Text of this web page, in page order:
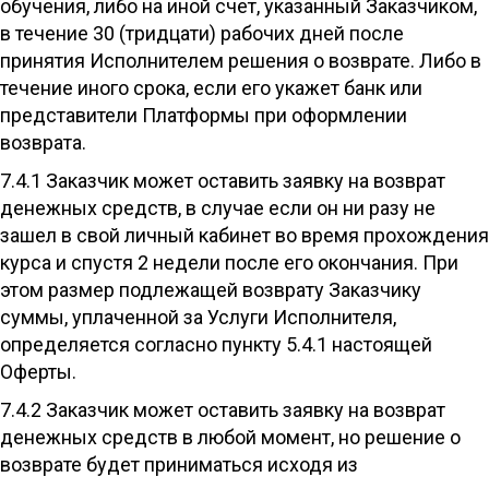
обучения, либо на иной счет, указанный Заказчиком,
в течение 30 (тридцати) рабочих дней после
принятия Исполнителем решения о возврате. Либо в
течение иного срока, если его укажет банк или
представители Платформы при оформлении
возврата.
7.4.1 Заказчик может оставить заявку на возврат
денежных средств, в случае если он ни разу не
зашел в свой личный кабинет во время прохождения
курса и спустя 2 недели после его окончания. При
этом размер подлежащей возврату Заказчику
суммы, уплаченной за Услуги Исполнителя,
определяется согласно пункту 5.4.1 настоящей
Оферты.
7.4.2 Заказчик может оставить заявку на возврат
денежных средств в любой момент, но решение о
возврате будет приниматься исходя из